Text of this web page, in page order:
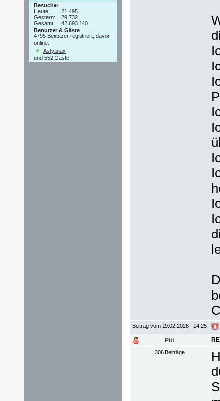
Besucher
Heute:
21.495
Gestern:
29.732
Gesamt:
42.693.140
Benutzer & Gäste
4795 Benutzer registriert, davon
online:
Astyanax
und 552 Gäste
Beitrag vom 19.02.2026 - 14:25
Pitt
306 Beiträge